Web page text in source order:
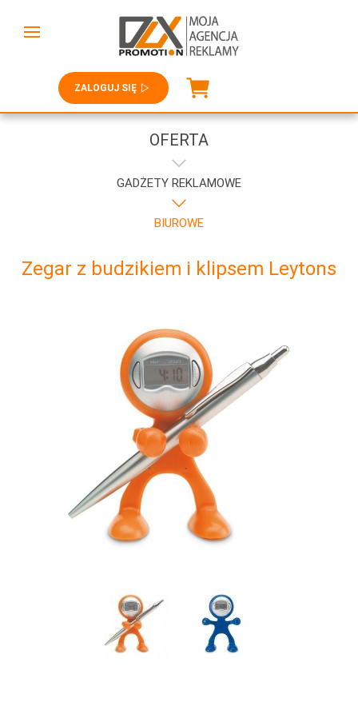
ZALOGUJ SIĘ
OFERTA
GADŻETY REKLAMOWE
BIUROWE
Zegar z budzikiem i klipsem Leytons